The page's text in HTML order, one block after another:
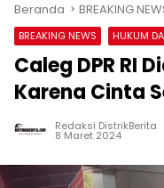
Beranda BREAKING
BREAKING NEWS HUKUM
Caleg DPR RI
Karena Cinta
Redaksi DistrikBerita
8 Maret 2024